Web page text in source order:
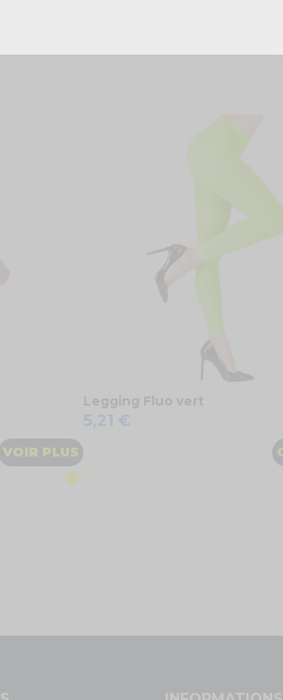
VOIR PLUS
Legging Fluo vert
5,21 €